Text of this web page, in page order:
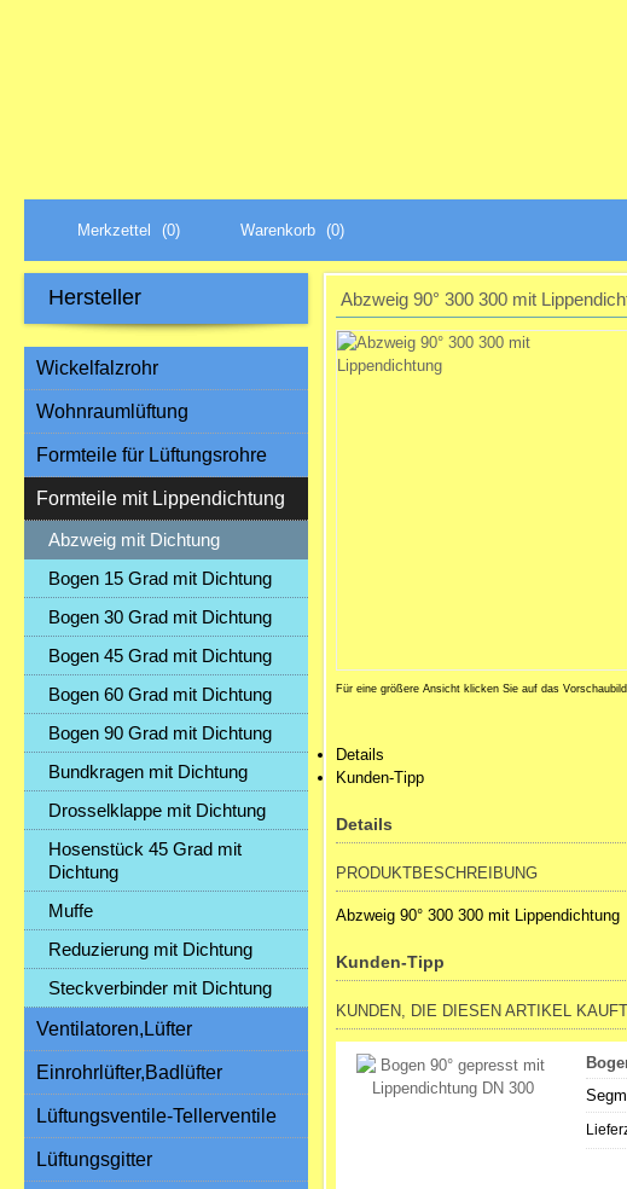
Warenkorb (0)
Merkzettel (0)
Abzweig 90° 300 300 mit
Für eine größere Ansicht klicken Sie auf das Vorschaubild
Details
Kunden-Tipp
Details
PRODUKTBESCHREIBUNG
Abzweig 90° 300 300 mit Lippendichtung
Kunden-Tipp
KUNDEN, DIE DIESEN ARTIKEL
Hersteller
Wickelfalzrohr
Wohnraumlüftung
Formteile für Lüftungsrohre
Formteile mit Lippendichtung
Abzweig mit Dichtung
Bogen 15 Grad mit Dichtung
Bogen 30 Grad mit Dichtung
Bogen 45 Grad mit Dichtung
Bogen 60 Grad mit Dichtung
Bogen 90 Grad mit Dichtung
Bundkragen mit Dichtung
Drosselklappe mit Dichtung
Hosenstück 45 Grad mit
Dichtung
Muffe
Reduzierung mit Dichtung
Steckverbinder mit Dichtung
Ventilatoren,Lüfter
Einrohrlüfter,Badlüfter
Lüftungsventile-Tellerventile
Lüftungsgitter